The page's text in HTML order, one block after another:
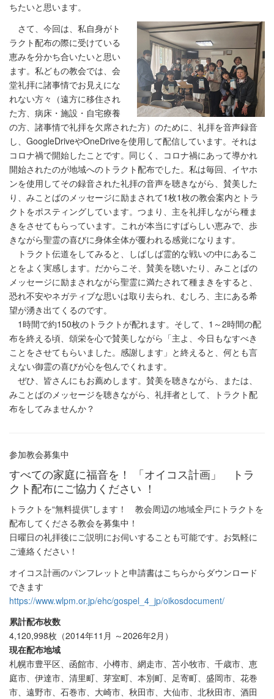
ちたいと思います。
さて、今回は、私自身がト
ラクト配布の際に受けている
恵みを分かち合いたいと思い
ます。私どもの教会では、会
堂礼拝に諸事情でお見えにな
れない方々（遠方に移住され
た方、病床・施設・自宅療養
の方、諸事情で礼拝を欠席された方）のために、礼拝を音声録音
し、GoogleDriveやOneDriveを使用して配信しています。それは
コロナ禍で開始したことです。同じく、コロナ禍にあって導かれ
開始されたのが地域へのトラクト配布でした。私は毎回、イヤホ
ンを使用してその録音された礼拝の音声を聴きながら、賛美した
り、みことばのメッセージに励まされて1枚1枚の教会案内とトラ
クトをポスティングしています。つまり、主を礼拝しながら種ま
きをさせてもらっています。これが本当にすばらしい恵みで、歩
きながら聖霊の喜びに身体全体が覆われる感覚になります。
トラクト伝道をしてみると、しばしば霊的な戦いの中にあるこ
とをよく実感します。だからこそ、賛美を聴いたり、みことばの
メッセージに励まされながら聖霊に満たされて種まきをすると、
恐れ不安やネガティブな思いは取り去られ、むしろ、主にある希
望が湧き出てくるのです。
1時間で約150枚のトラクトが配れます。そして、1～2時間の配
布を終える頃、頌栄を心で賛美しながら「主よ、今日もなすべき
ことをさせてもらいました。感謝します」と終えると、何とも言
えない御霊の喜びが心を包んでくれます。
ぜひ、皆さんにもお薦めします。賛美を聴きながら、または、
みことばのメッセージを聴きながら、礼拝者として、トラクト配
布をしてみませんか？
参加教会募集中
すべての家庭に福音を！ 「オイコス計画」 トラ
クト配布にご協力ください ！
トラクトを“無料提供”します！ 教会周辺の地域全戸にトラクトを
配布してくださる教会を募集中！
日曜日の礼拝後にご説明にお伺いすることも可能です。お気軽に
ご連絡ください！
オイコス計画のパンフレットと申請書はこちらからダウンロード
できます
https://www.wlpm.or.jp/ehc/gospel_4_jp/oikosdocument/
累計配布枚数
4,120,998枚（2014年11月 ～2026年2月）
現在配布地域
札幌市豊平区、函館市、小樽市、網走市、苫小牧市、千歳市、恵
庭市、伊達市、清里町、芽室町、本別町、足寄町、盛岡市、花巻
市、遠野市、石巻市、大崎市、秋田市、大仙市、北秋田市、酒田